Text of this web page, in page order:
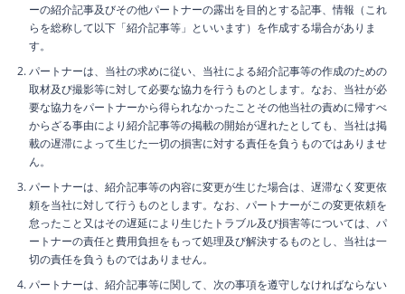
ーの紹介記事及びその他パートナーの露出を目的とする記事、情報（これ
らを総称して以下「紹介記事等」といいます）を作成する場合がありま
す。
パートナーは、当社の求めに従い、当社による紹介記事等の作成のための
取材及び撮影等に対して必要な協力を行うものとします。なお、当社が必
要な協力をパートナーから得られなかったことその他当社の責めに帰すべ
からざる事由により紹介記事等の掲載の開始が遅れたとしても、当社は掲
載の遅滞によって生じた一切の損害に対する責任を負うものではありませ
ん。
パートナーは、紹介記事等の内容に変更が生じた場合は、遅滞なく変更依
頼を当社に対して行うものとします。なお、パートナーがこの変更依頼を
怠ったこと又はその遅延により生じたトラブル及び損害等については、パ
ートナーの責任と費用負担をもって処理及び解決するものとし、当社は一
切の責任を負うものではありません。
パートナーは、紹介記事等に関して、次の事項を遵守しなければならない